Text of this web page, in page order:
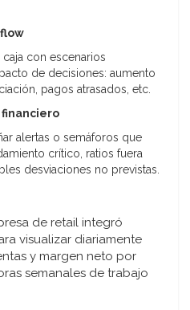
con escenarios
de decisiones: aumento
pagos atrasados, etc.
alertas o semáforos que
crítico, ratios fuera
desviaciones no previstas.
de retail integró
visualizar diariamente
y margen neto por
semanales de trabajo